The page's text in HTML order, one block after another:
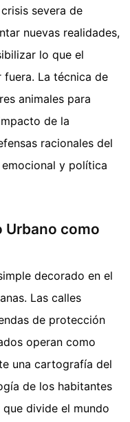
severa de
nuevas realidades,
lo que el
La técnica de
animales para
de la
racionales del
y política
Urbano como
decorado en el
Las calles
de protección
operan como
una cartografía del
de los habitantes
divide el mundo